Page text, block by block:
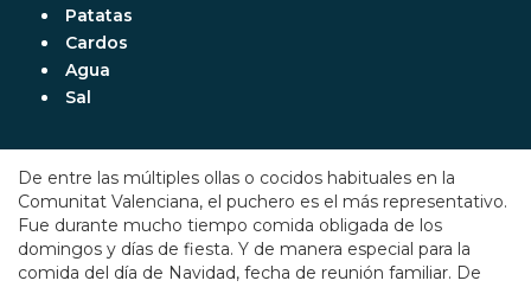
Patatas
Cardos
Agua
Sal
De entre las múltiples ollas o cocidos habituales en la
Comunitat Valenciana, el puchero es el más representativo.
Fue durante mucho tiempo comida obligada de los
domingos y días de fiesta. Y de manera especial para la
comida del día de Navidad, fecha de reunión familiar. De